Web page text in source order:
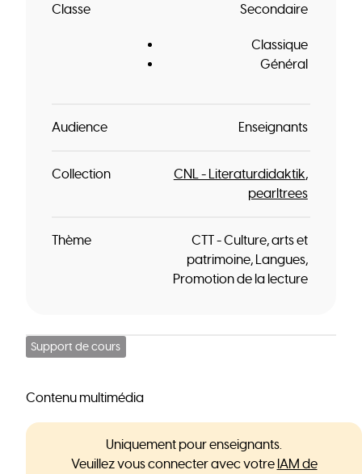
Classe Secondaire
Classique
Général
Audience Enseignants
Collection
CNL - Literaturdidaktik
pearltrees
Thème
CTT - Culture, arts et
patrimoine Langues
Promotion de la lecture
Support de cours
Contenu multimédia
Uniquement pour enseignants.
Veuillez vous connecter avec votre IAM de